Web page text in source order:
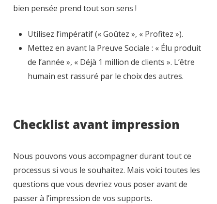
bien pensée prend tout son sens !
Utilisez l’impératif (« Goûtez », « Profitez »).
Mettez en avant la Preuve Sociale : « Élu produit
de l’année », « Déjà 1 million de clients ». L’être
humain est rassuré par le choix des autres.
Checklist avant impression
Nous pouvons vous accompagner durant tout ce
processus si vous le souhaitez. Mais voici toutes les
questions que vous devriez vous poser avant de
passer à l’impression de vos supports.